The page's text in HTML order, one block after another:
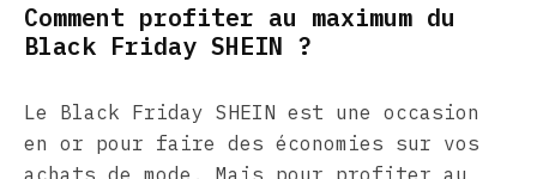
Comment profiter au maximum du
Black Friday SHEIN ?
Le Black Friday SHEIN est une occasion
en or pour faire des économies sur vos